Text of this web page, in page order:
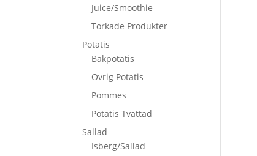
Juice/Smoothie
Torkade Produkter
Potatis
Bakpotatis
Övrig Potatis
Pommes
Potatis Tvättad
Sallad
Isberg/Sallad